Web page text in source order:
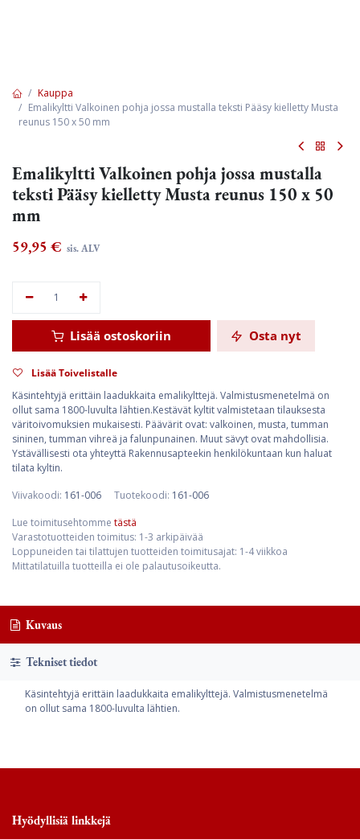
Kauppa
Emalikyltti Valkoinen pohja jossa mustalla teksti Pääsy kielletty Musta
reunus 150 x 50 mm
Emalikyltti Valkoinen pohja jossa mustalla
teksti Pääsy kielletty Musta reunus 150 x 50
mm
59,95 € sis. ALV
Lisää ostoskoriin Osta nyt
Lisää Toivelistalle
Käsintehtyjä erittäin laadukkaita emalikylttejä. Valmistusmenetelmä on
ollut sama 1800-luvulta lähtien.Kestävät kyltit valmistetaan tilauksesta
väritoivomuksien mukaisesti. Päävärit ovat: valkoinen, musta, tumman
sininen, tumman vihreä ja falunpunainen. Muut sävyt ovat mahdollisia.
Ystävällisesti ota yhteyttä Rakennusapteekin henkilökuntaan kun haluat
tilata kyltin.
Viivakoodi: 161-006 Tuotekoodi: 161-006
Lue toimitusehtomme tästä
Varastotuotteiden toimitus: 1-3 arkipäivää
Loppuneiden tai tilattujen tuotteiden toimitusajat: 1-4 viikkoa
Mittatilatuilla tuotteilla ei ole palautusoikeutta.
Kuvaus
Tekniset tiedot
Käsintehtyjä erittäin laadukkaita emalikylttejä. Valmistusmenetelmä
on ollut sama 1800-luvulta lähtien.
Hyödyllisiä linkkejä